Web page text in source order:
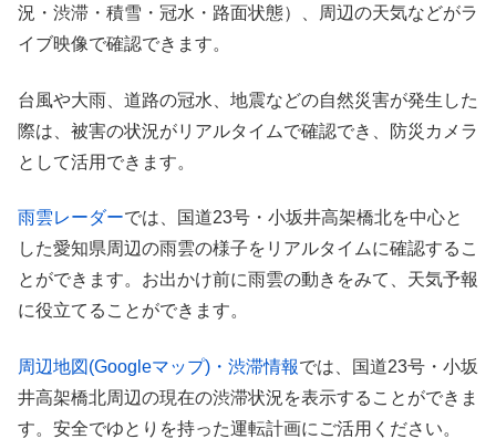
況・渋滞・積雪・冠水・路面状態）、周辺の天気などがラ
イブ映像で確認できます。
台風や大雨、道路の冠水、地震などの自然災害が発生した
際は、被害の状況がリアルタイムで確認でき、防災カメラ
として活用できます。
雨雲レーダーでは、国道23号・小坂井高架橋北を中心と
した愛知県周辺の雨雲の様子をリアルタイムに確認するこ
とができます。お出かけ前に雨雲の動きをみて、天気予報
に役立てることができます。
周辺地図(Googleマップ)・渋滞情報では、国道23号・小坂
井高架橋北周辺の現在の渋滞状況を表示することができま
す。安全でゆとりを持った運転計画にご活用ください。